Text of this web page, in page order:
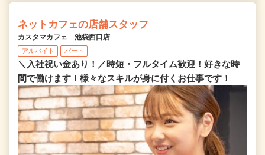
ネットカフェの店舗スタッフ
カスタマカフェ 池袋西口店
アルバイト パート
＼入社祝い金あり！／時短・フルタイム歓迎！好きな時
間で働けます！様々なスキルが身に付くお仕事です！